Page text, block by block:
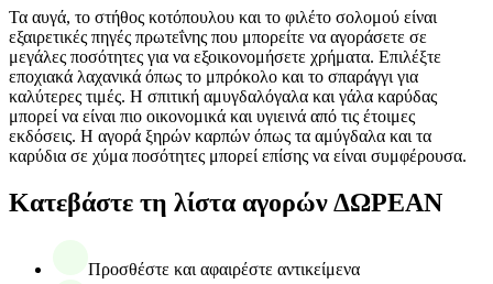
Τα αυγά, το στήθος κοτόπουλου και το φιλέτο σολομού είναι
εξαιρετικές πηγές πρωτεΐνης που μπορείτε να αγοράσετε σε
μεγάλες ποσότητες για να εξοικονομήσετε χρήματα. Επιλέξτε
εποχιακά λαχανικά όπως το μπρόκολο και το σπαράγγι για
καλύτερες τιμές. Η σπιτική αμυγδαλόγαλα και γάλα καρύδας
μπορεί να είναι πιο οικονομικά και υγιεινά από τις έτοιμες
εκδόσεις. Η αγορά ξηρών καρπών όπως τα αμύγδαλα και τα
καρύδια σε χύμα ποσότητες μπορεί επίσης να είναι συμφέρουσα.
Κατεβάστε τη λίστα αγορών ΔΩΡΕΑΝ
Προσθέστε και αφαιρέστε αντικείμενα